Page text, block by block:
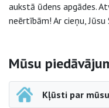
aukstā ūdens apgādes.
neērtībām! Ar cieņu, Jūsu
Sāna
Mūsu
Kļūsti par